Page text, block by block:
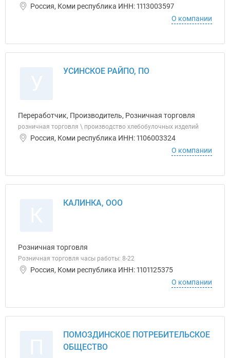
Россия, Коми республика ИНН: 1113003597
О компании
УСИНСКОЕ РАЙПО, ПО
Переработчик, Производитель, Розничная торговля
розничная торговля \ производство хлебобулочных изделий
Россия, Коми республика ИНН: 1106003324
О компании
КАЛИНКА, ООО
Розничная торговля
Розничная торговля часы работы: 8-22
Россия, Коми республика ИНН: 1101125375
О компании
ПОМОЗДИНСКОЕ ПОТРЕБИТЕЛЬСКОЕ
ОБЩЕСТВО